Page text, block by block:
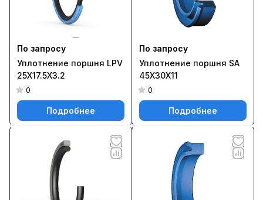
По запросу
Уплотнение поршня LPV
25X17.5X3.2
0
Подробнее
По запросу
Уплотнение поршня SA
45X30X11
0
Подробнее